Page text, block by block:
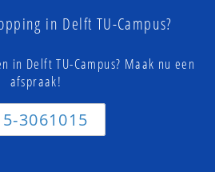
in Delft TU-Campus?
in Delft TU-Campus? Maak nu een
afspraak!
3061015